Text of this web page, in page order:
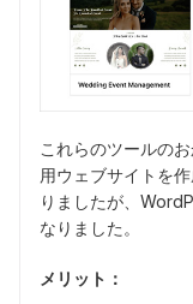
これらのツールの
用ウェブサイトを
りましたが、
なりました。
メリット：